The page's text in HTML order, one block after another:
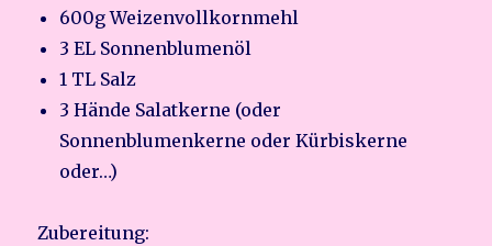
600g Weizenvollkornmehl
3 EL Sonnenblumenöl
1 TL Salz
3 Hände Salatkerne (oder
Sonnenblumenkerne oder Kürbiskerne
oder…)
Zubereitung: